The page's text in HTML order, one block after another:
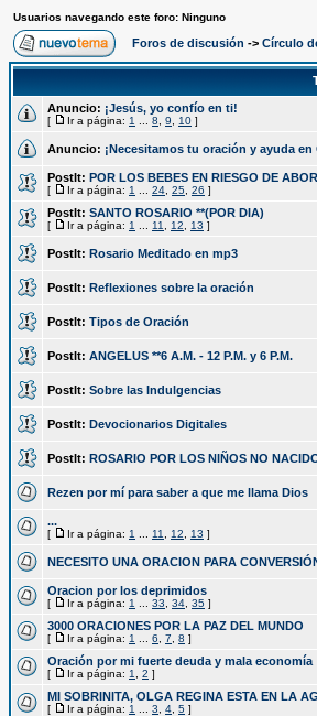
Usuarios navegando este foro: Ninguno
Foros de discusión -> Círculo
Anuncio: ¡Jesús, yo confío en ti!
[ Ir a página: 1 8 9 10 ]
Anuncio: ¡Necesitamos tu oración y ayuda
PostIt: POR LOS BEBES EN RIESGO DE
[ Ir a página: 1 24 25 26 ]
PostIt: SANTO ROSARIO **(POR DIA)
[ Ir a página: 1 11 12 13 ]
PostIt: Rosario Meditado en mp3
PostIt: Reflexiones sobre la oración
PostIt: Tipos de Oración
PostIt: ANGELUS **6 A.M. - 12 P.M. y 6 P.M.
PostIt: Sobre las Indulgencias
PostIt: Devocionarios Digitales
PostIt: ROSARIO POR LOS NIÑOS NO
Rezen por mí para saber a que me llama Dios
...
[ Ir a página: 1 11 12 13 ]
NECESITO UNA ORACION PARA
Oracion por los deprimidos
[ Ir a página: 1 33 34 35 ]
3000 ORACIONES POR LA PAZ DEL MUNDO
[ Ir a página: 1 6 7 8 ]
Oración por mi fuerte deuda y mala economía
[ Ir a página: 1 2 ]
MI SOBRINITA, OLGA REGINA ESTA EN LA
[ Ir a página: 1 3 4 5 ]